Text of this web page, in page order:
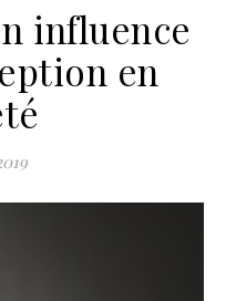
influence
en